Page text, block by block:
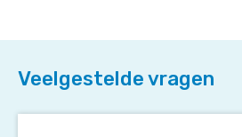
Veelgestelde vragen